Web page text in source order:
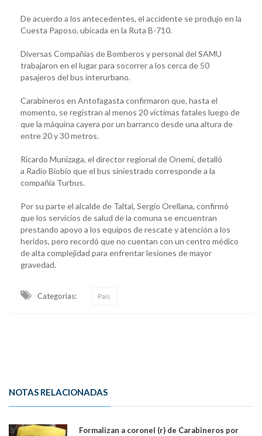
De acuerdo a los antecedentes, el accidente se produjo en la
Cuesta Paposo, ubicada en la Ruta B-710.
Diversas Compañías de Bomberos y personal del SAMU
trabajaron en el lugar para socorrer a los cerca de 50
pasajeros del bus interurbano.
Carabineros en Antofagasta confirmaron que, hasta el
momento, se registran al menos 20 víctimas fatales luego de
que la máquina cayera por un barranco desde una altura de
entre 20 y 30 metros.
Ricardo Munizaga, el director regional de Onemi, detalló
a Radio Biobío que el bus siniestrado corresponde a la
compañía Turbus.
Por su parte el alcalde de Taltal, Sergio Orellana, confirmó
que los servicios de salud de la comuna se encuentran
prestando apoyo a los equipos de rescate y atención a los
heridos, pero recordó que no cuentan con un centro médico
de alta complejidad para enfrentar lesiones de mayor
gravedad.
Categorias: País
NOTAS RELACIONADAS
Formalizan a coronel (r) de Carabineros por